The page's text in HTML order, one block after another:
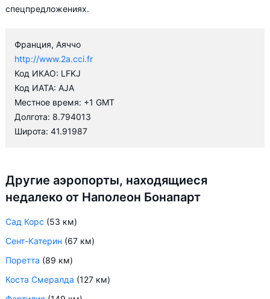
спецпредложениях.
Франция, Аяччо
http://www.2a.cci.fr
Код ИКАО: LFKJ
Код ИАТА: AJA
Местное время: +1 GMT
Долгота: 8.794013
Широта: 41.91987
Другие аэропорты, находящиеся
недалеко от Наполеон Бонапарт
Сад Корс (53 км)
Сент-Катерин (67 км)
Поретта (89 км)
Коста Смералда (127 км)